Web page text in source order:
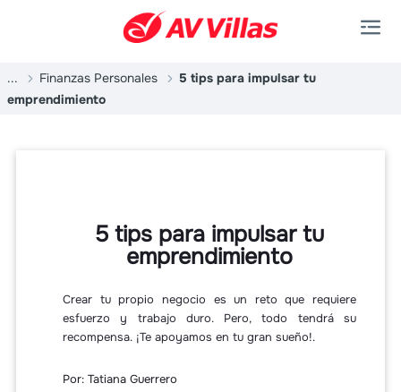
Saltar al contenido principal
... Finanzas Personales
5 tips para impulsar tu
emprendimiento
5 tips para impulsar tu
emprendimiento
Crear tu propio negocio es un reto que requiere
esfuerzo y trabajo duro. Pero, todo tendrá su
recompensa. ¡Te apoyamos en tu gran sueño!.
Por: Tatiana Guerrero